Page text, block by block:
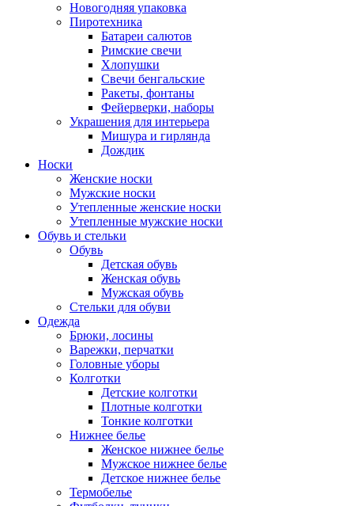
Новогодняя упаковка
Пиротехника
Батареи салютов
Римские свечи
Хлопушки
Свечи бенгальские
Ракеты, фонтаны
Фейерверки, наборы
Украшения для интерьера
Мишура и гирлянда
Дождик
Носки
Женские носки
Мужские носки
Утепленные женские носки
Утепленные мужские носки
Обувь и стельки
Обувь
Детская обувь
Женская обувь
Мужская обувь
Стельки для обуви
Одежда
Брюки, лосины
Варежки, перчатки
Головные уборы
Колготки
Детские колготки
Плотные колготки
Тонкие колготки
Нижнее белье
Женское нижнее белье
Мужское нижнее белье
Детское нижнее белье
Термобелье